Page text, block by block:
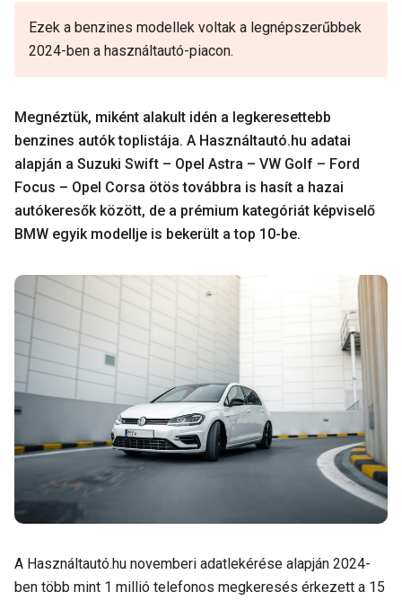
Ezek a benzines modellek voltak a legnépszerűbbek
2024-ben a használtautó-piacon.
Megnéztük, miként alakult idén a legkeresettebb
benzines autók toplistája. A Használtautó.hu adatai
alapján a Suzuki Swift – Opel Astra – VW Golf – Ford
Focus – Opel Corsa ötös továbbra is hasít a hazai
autókeresők között, de a prémium kategóriát képviselő
BMW egyik modellje is bekerült a top 10-be.
A Használtautó.hu novemberi adatlekérése alapján 2024-
ben több mint 1 millió telefonos megkeresés érkezett a 15